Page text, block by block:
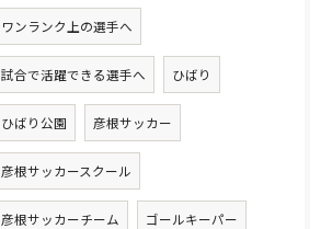
ワンランク上の選手へ
試合で活躍できる選手へ ひばり
ひばり公園 彦根サッカー
彦根サッカースクール
彦根サッカーチーム ゴールキーパー